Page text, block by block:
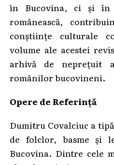
în Bucovina, ci și în
românească,
conștiințe culturale
volume ale acestei
arhivă de neprețuit
românilor bucovineni.
Opere de Referință
Dumitru Covalciuc a
de folclor, basme și
Bucovina. Dintre cele